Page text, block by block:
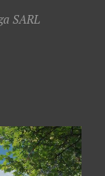
SARL